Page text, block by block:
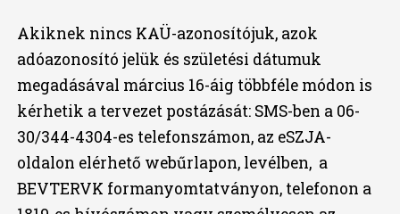
Akiknek nincs KAÜ-azonosítójuk, azok
adóazonosító jelük és születési dátumuk
megadásával március 16-áig többféle módon is
kérhetik a tervezet postázását: SMS-ben a 06-
30/344-4304-es telefonszámon, az eSZJA-
oldalon elérhető webűrlapon, levélben, a
BEVTERVK formanyomtatványon, telefonon a